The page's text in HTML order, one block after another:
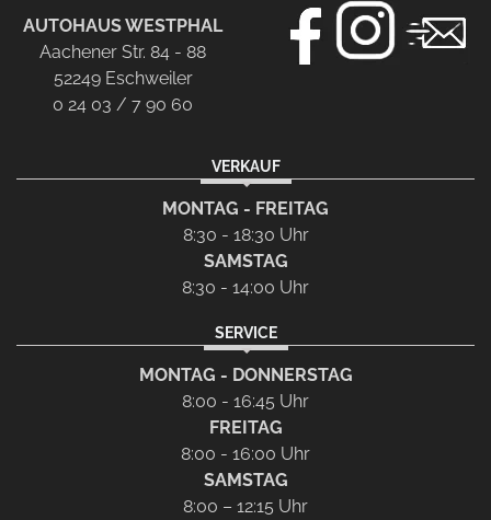
AUTOHAUS WESTPHAL
Aachener Str. 84 - 88
52249 Eschweiler
0 24 03 / 7 90 60
VERKAUF
MONTAG - FREITAG
8:30 - 18:30 Uhr
SAMSTAG
8:30 - 14:00 Uhr
SERVICE
MONTAG - DONNERSTAG
8:00 - 16:45 Uhr
FREITAG
8:00 - 16:00 Uhr
SAMSTAG
8:00 – 12:15 Uhr